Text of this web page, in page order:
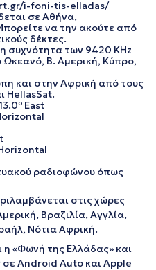
i-foni-tis-elladas/
σε Αθήνα,
να την ακούτε από
δέκτες.
συχνότητα των 9420 ΚΗz
Ωκεανό, Β. Αμερική, Κύπρο,
και στην Αφρική από τους
HellasSat.
East
ραδιοφώνου όπως
στις χώρες
Βραζιλία, Αγγλία,
Νότια Αφρική.
η «Φωνή της Ελλάδας» και
Android Auto και Apple